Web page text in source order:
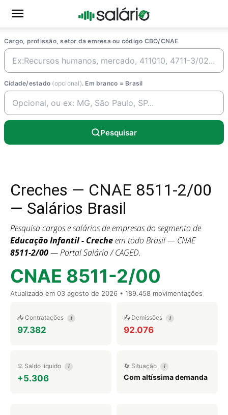
Cargo, profissão, setor da emresa ou código CBO/CNAE
Cidade/estado (opcional). Em branco = Brasil
Pesquisar
Creches — CNAE 8511-2/00
— Salários Brasil
Pesquisa cargos e salários de empresas do segmento de
Educação Infantil - Crecheem todo Brasil — CNAE
8511-2/00— Portal Salário / CAGED.
CNAE 8511-2/00
Atualizado em 03 agosto de 2026 • 189.458 movimentações
📥 Contratações i
97.382
📤 Demissões i
92.076
⚖️ Saldo líquido i
+5.306
🔄 Situação i
Com altíssima demanda